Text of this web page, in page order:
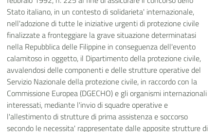
Stato italiano, in un contesto di solidarieta' internazionale,
nell'adozione di tutte le iniziative urgenti di protezione civile
finalizzate a fronteggiare la grave situazione determinatasi
nella Repubblica delle Filippine in conseguenza dell'evento
calamitoso in oggetto, il Dipartimento della protezione civile,
avvalendosi delle componenti e delle strutture operative del
Servizio Nazionale della protezione civile, in raccordo con la
Commissione Europea (DGECHO) e gli organismi internazionali
interessati, mediante l'invio di squadre operative e
l'allestimento di strutture di prima assistenza e soccorso
secondo le necessita' rappresentate dalle apposite strutture di